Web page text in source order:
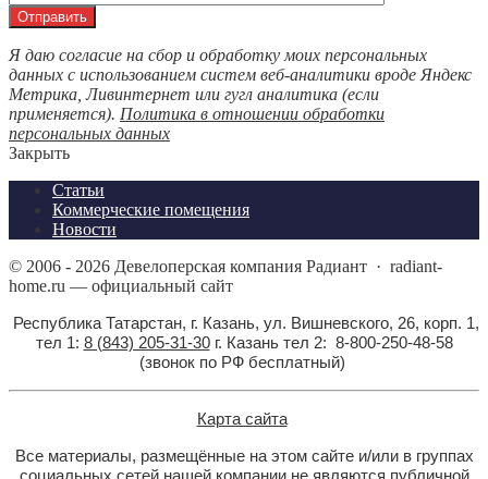
Я даю согласие на сбор и обработку моих персональных
данных с использованием систем веб-аналитики вроде Яндекс
Метрика, Ливинтернет или гугл аналитика (если
применяется). Политика в отношении обработки
персональных данных
Закрыть
Статьи
Коммерческие помещения
Новости
© 2006 - 2026 Девелоперская компания Радиант · radiant-
home.ru — официальный сайт
Республика Татарстан, г. Казань, ул. Вишневского, 26, корп. 1,
тел 1: 8 (843) 205-31-30г. Казань тел 2: 8-800-250-48-58
(звонок по РФ бесплатный)
Карта сайта
Все материалы, размещённые на этом сайте и/или в группах